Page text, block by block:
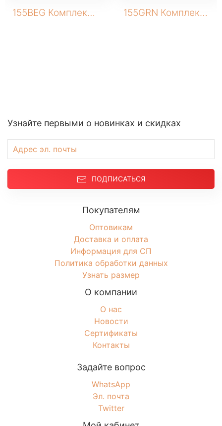
155BEG Комплект трикотажный (Шапка+снуд) 155GRN Комплект трикотажный (Шапка+снуд)
Узнайте первыми о новинках и скидках
ПОДПИСАТЬСЯ
Покупателям
Оптовикам
Доставка и оплата
Информация для СП
Политика обработки данных
Узнать размер
О компании
О нас
Новости
Сертификаты
Контакты
Задайте вопрос
WhatsApp
Эл. почта
Twitter